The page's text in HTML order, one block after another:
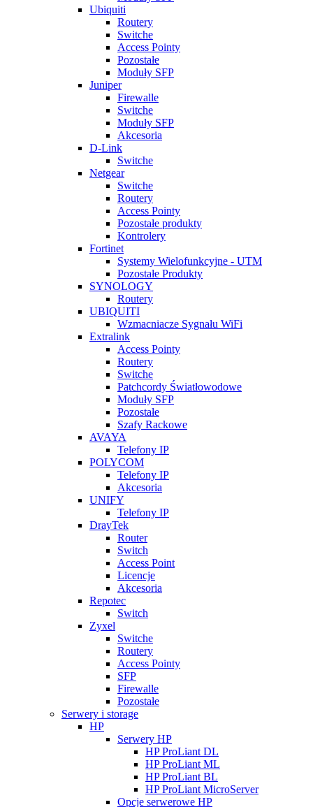
Ubiquiti
Routery
Switche
Access Pointy
Pozostałe
Moduły SFP
Juniper
Firewalle
Switche
Moduły SFP
Akcesoria
D-Link
Switche
Netgear
Switche
Routery
Access Pointy
Pozostałe produkty
Kontrolery
Fortinet
Systemy Wielofunkcyjne - UTM
Pozostałe Produkty
SYNOLOGY
Routery
UBIQUITI
Wzmacniacze Sygnału WiFi
Extralink
Access Pointy
Routery
Switche
Patchcordy Światłowodowe
Moduły SFP
Pozostałe
Szafy Rackowe
AVAYA
Telefony IP
POLYCOM
Telefony IP
Akcesoria
UNIFY
Telefony IP
DrayTek
Router
Switch
Access Point
Licencje
Akcesoria
Repotec
Switch
Zyxel
Switche
Routery
Access Pointy
SFP
Firewalle
Pozostałe
Serwery i storage
HP
Serwery HP
HP ProLiant DL
HP ProLiant ML
HP ProLiant BL
HP ProLiant MicroServer
Opcje serwerowe HP